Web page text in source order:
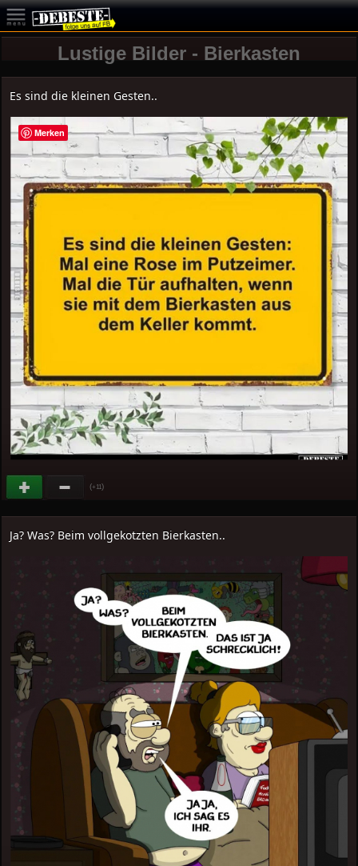
Lustige Bilder - Bierkasten
Es sind die kleinen Gesten..
(+11)
Ja? Was? Beim vollgekotzten Bierkasten..
Merken